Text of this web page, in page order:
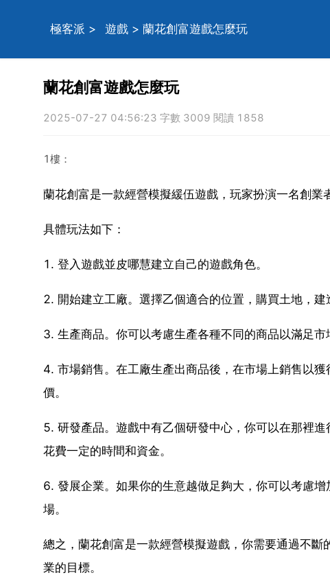
極客派 > 遊戲 > 蘭花創富遊戲怎麼玩
蘭花創富遊戲怎麼玩
2025-07-27 04:56:23 字數 3009 閱讀 1858
1樓：
蘭花創富是一款經營模擬緩伍遊戲，玩家扮演一名創業
具體玩法如下：
1. 登入遊戲並皮哪慧建立自己的遊戲角色。
2. 開始建立工廠。選擇乙個適合的位置，購買土地，建
3. 生產商品。你可以考慮生產各種不同的商品以滿足市
4. 市場銷售。在工廠生產出商品後，在市場上銷售以
價。
5. 研發產品。遊戲中有乙個研發中心，你可以在那裡
花費一定的時間和資金。
6. 發展企業。如果你的生意越做足夠大，你可以考慮
場。
總之，蘭花創富是一款經營模擬遊戲，你需要通過不
業的目標。